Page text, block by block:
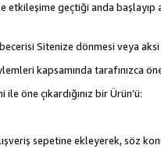
etkileşime geçtiği anda
Sitenize dönmesi veya
kapsamında tarafınızca
öne çıkardığınız bir Ürün’ü:
sepetine ekleyerek, söz